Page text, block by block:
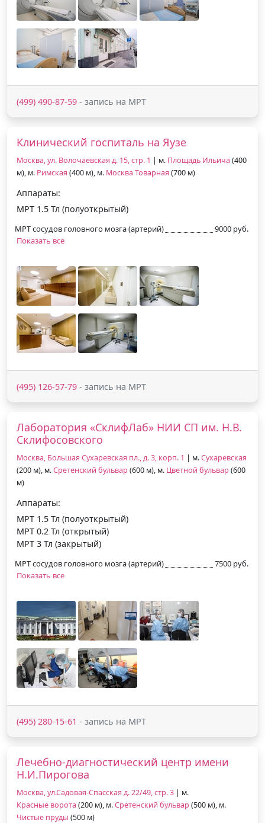
(499) 490-87-59 - запись на МРТ
Клинический госпиталь на Яузе
Москва, ул. Волочаевская д. 15, стр. 1 | м. Площадь Ильича (400
м), м. Римская (400 м), м. Москва Товарная (700 м)
Аппараты:
МРТ 1.5 Тл (полуоткрытый)
МРТ сосудов головного мозга (артерий)
9000 руб.
Показать все
(495) 126-57-79 - запись на МРТ
Лаборатория «СклифЛаб» НИИ СП им. Н.В.
Склифосовского
Москва, Большая Сухаревская пл., д. 3, корп. 1 | м.Сухаревская
(200 м), м.Сретенский бульвар (600 м), м. Цветной бульвар (600
м)
Аппараты:
МРТ 1.5 Тл (полуоткрытый)
МРТ 0.2 Тл (открытый)
МРТ 3 Тл (закрытый)
МРТ сосудов головного мозга (артерий)
7500 руб.
Показать все
(495) 280-15-61 - запись на МРТ
Лечебно-диагностический центр имени
Н.И.Пирогова
Москва, ул.Садовая-Спасская д. 22/49, стр. 3 | м.
Красные ворота (200 м), м.Сретенский бульвар (500 м), м.
Чистые пруды (500 м)